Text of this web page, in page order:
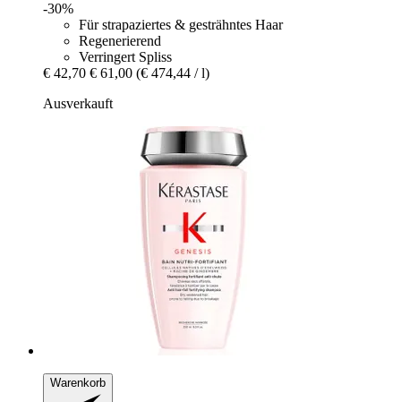
-30%
Für strapaziertes & gesträhntes Haar
Regenerierend
Verringert Spliss
€ 42,70 € 61,00 (€ 474,44 / l)
Ausverkauft
Warenkorb